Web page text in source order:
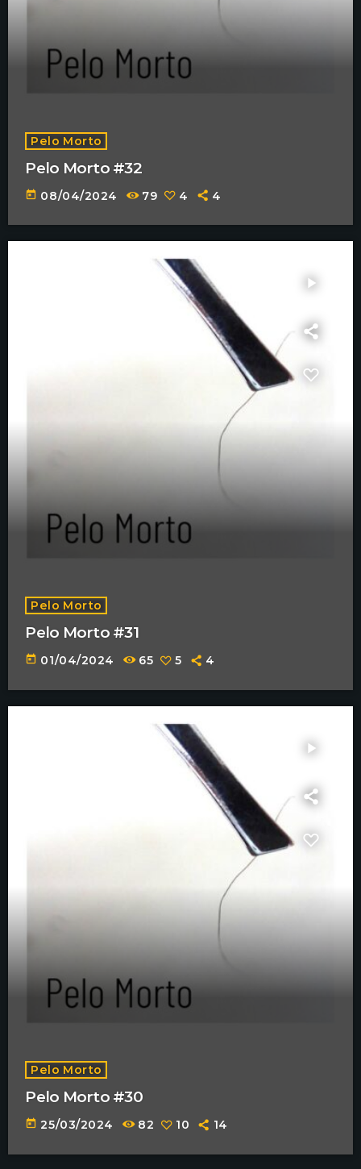
Pelo Morto
Pelo Morto #32
today 08/04/2024 79 4 4
play_arrow
Pelo Morto
Pelo Morto #31
today 01/04/2024 65 5 4
play_arrow
Pelo Morto
Pelo Morto #30
today 25/03/2024 82 10 14